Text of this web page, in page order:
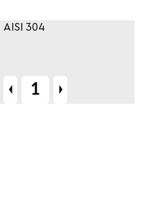
AISI 304